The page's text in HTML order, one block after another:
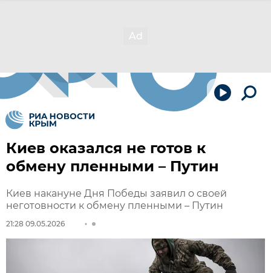
Киев оказался не готов к
обмену пленными – Путин
Киев накануне Дня Победы заявил о своей
неготовности к обмену пленными – Путин
21:28 09.05.2026